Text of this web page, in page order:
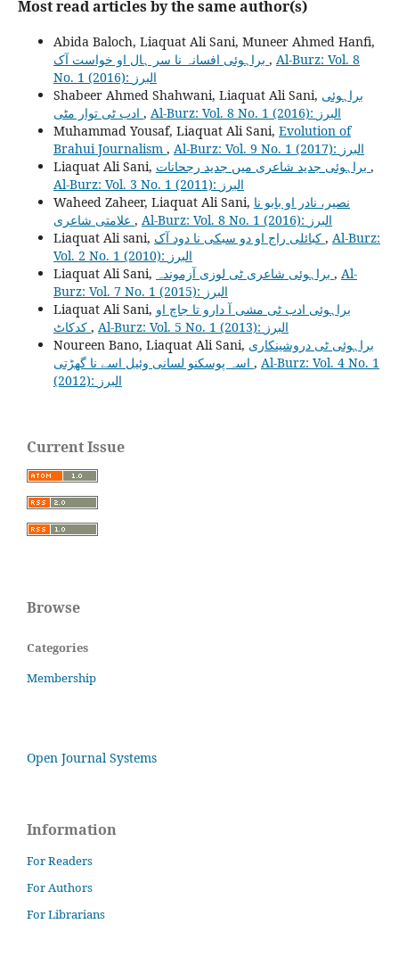
Most read articles by the same author(s)
Abida Baloch, Liaquat Ali Sani, Muneer Ahmed Hanfi,
, Al-Burz: Vol. 8
No. 1 (2016): البرز
Shabeer Ahmed Shahwani, Liaquat Ali Sani, براہوئی
,
Al-Burz: Vol. 8 No. 1 (2016): البرز
Muhammad Yousaf, Liaquat Ali Sani, Evolution of
Brahui Journalism ,
Al-Burz: Vol. 9 No. 1 (2017): البرز
Liaquat Ali Sani,
,
Al-Burz: Vol. 3 No. 1 (2011): البرز
Waheed Zaheer, Liaquat Ali Sani, نصیر، نادر او بابو نا
,
Al-Burz: Vol. 8 No. 1 (2016): البرز
Liaquat Ali sani,
کبائلی راج او دو سبکی نا دود آک , Al-Burz:
Vol. 2 No. 1 (2010): البرز
Liaquat Ali Sani,
, Al-
Burz: Vol. 7 No. 1 (2015): البرز
Liaquat Ali Sani, براہوئی ادب ٹی مشی آ دارو تا جاچ او
کدکاٹ ,
Al-Burz: Vol. 5 No. 1 (2013): البرز
Noureen Bano, Liaquat Ali Sani, براہوئی ٹی دروشینکاری
, Al-Burz: Vol. 4 No. 1
(2012): البرز
Current Issue
Browse
Categories
Membership
Open Journal Systems
Information
For Readers
For Authors
For Librarians